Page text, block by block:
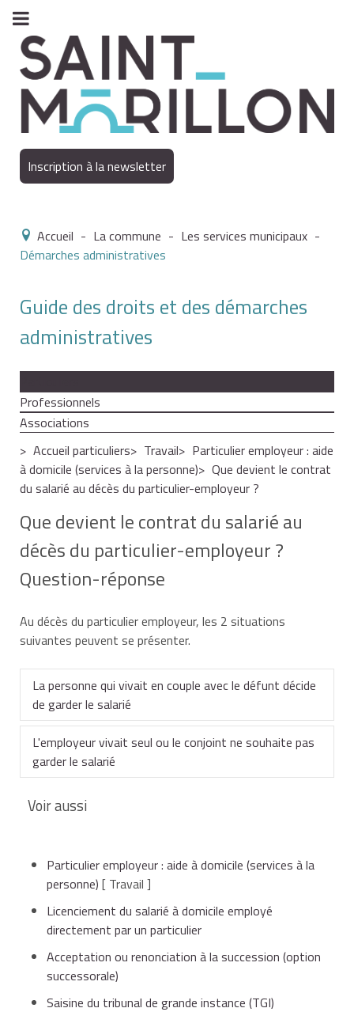
Inscription à la newsletter
Accueil - La commune - Les services municipaux -
Démarches administratives
Guide des droits et des démarches
administratives
Professionnels
Associations
Accueil particuliers
Travail
Particulier employeur : aide
à domicile (services à la personne)
Que devient le contrat
du salarié au décès du particulier-employeur ?
Que devient le contrat du salarié au
décès du particulier-employeur ?
Question-réponse
Au décès du particulier employeur, les 2 situations
suivantes peuvent se présenter.
La personne qui vivait en couple avec le défunt décide
de garder le salarié
Dans ce cas, un avenant au contrat doit être établi
pour préciser le nom du nouvel employeur et la date de
l'acte de décès.
Il doit aussi procéder à une nouvelle demande
d'adhésion à son nom auprès du Cesu
L'employeur vivait seul ou le conjoint ne souhaite pas
garder le salarié
Les héritiers
Sont dus au salarié les sommes suivantes :
Dernier salaire
Indemnités de préavis, de licenciement et de
Voir aussi
Particulier employeur : aide à domicile (services à la
personne) [ Travail ]
Licenciement du salarié à domicile employé
directement par un particulier
Acceptation ou renonciation à la succession (option
successorale)
Saisine du tribunal de grande instance (TGI)